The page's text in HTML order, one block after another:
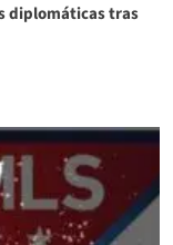
diplomáticas tras